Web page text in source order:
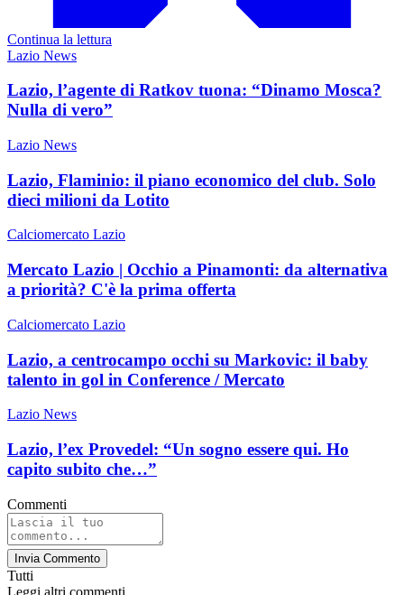
Continua la lettura
Lazio News
Lazio, l’agente di Ratkov tuona: “Dinamo Mosca?
Nulla di vero”
Lazio News
Lazio, Flaminio: il piano economico del club. Solo
dieci milioni da Lotito
Calciomercato Lazio
Mercato Lazio | Occhio a Pinamonti: da alternativa
a priorità? C'è la prima offerta
Calciomercato Lazio
Lazio, a centrocampo occhi su Markovic: il baby
talento in gol in Conference / Mercato
Lazio News
Lazio, l’ex Provedel: “Un sogno essere qui. Ho
capito subito che…”
Commenti
Invia Commento
Tutti
Leggi altri commenti